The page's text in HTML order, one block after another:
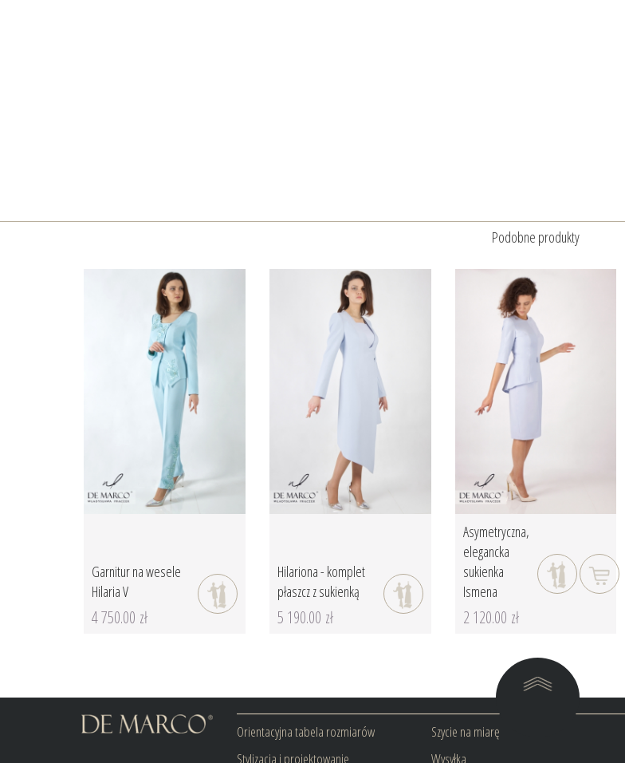
Podobne produkty
Garnitur na wesele
Hilaria V
4 750.00 zł
Hilariona - komplet
płaszcz z sukienką
5 190.00 zł
Asymetryczna,
elegancka
sukienka
Ismena
2 120.00 zł
Orientacyjna tabela rozmiarów
Stylizacja i projektowanie
Szycie na miarę
Wysyłka